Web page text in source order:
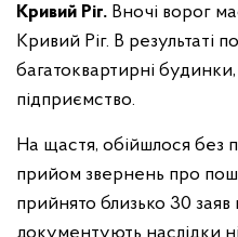
Кривий Ріг. Вночі ворог
Кривий Ріг. В результаті
багатоквартирні
підприємство.
На щастя, обійшлося без
прийом звернень про
прийнято близько 30 заяв